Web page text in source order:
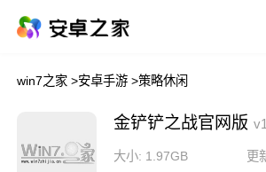
win7之家 >安卓手游 >策略休闲
金铲铲之战官网版
大小: 1.97GB 更